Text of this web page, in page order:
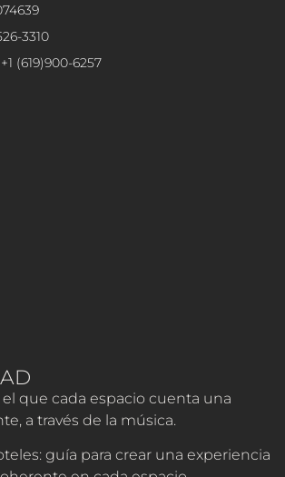
3310
(619)900-6257
que cada espacio cuenta una
a través de la música.
guía para crear una experiencia